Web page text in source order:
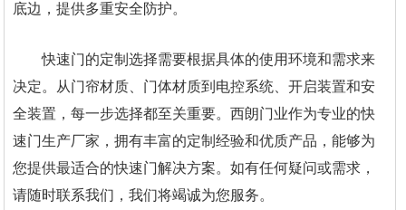
底边，提供多重安全防护。
快速门的定制选择需要根据具体的使用环境和需求来
决定。从门帘材质、门体材质到电控系统、开启装置和安
全装置，每一步选择都至关重要。西朗门业作为专业的快
速门生产厂家，拥有丰富的定制经验和优质产品，能够为
您提供最适合的快速门解决方案。如有任何疑问或需求，
请随时联系我们，我们将竭诚为您服务。